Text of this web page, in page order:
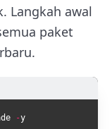
Langkah awal
paket
-y